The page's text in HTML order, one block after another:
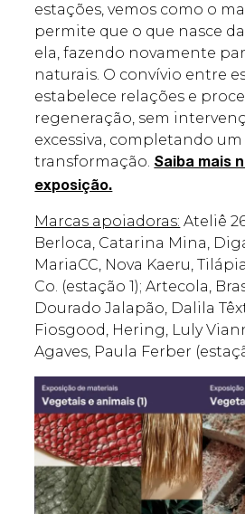
estações, vemos como o
permite que o que nasce
ela, fazendo novamente
naturais. O convívio entre
estabelece relações e
regeneração, sem
excessiva, completando
transformação. Saiba mais
exposição.
Marcas apoiadoras: Ateliê
Berloca, Catarina Mina,
MariaCC, Nova Kaeru,
Co. (estação 1); Artecola,
Dourado Jalapão, Dalila
Fiosgood, Hering, Luly
Agaves, Paula Ferber